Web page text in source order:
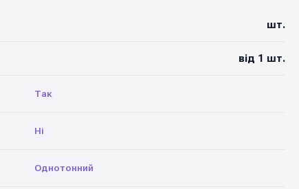
шт.
від 1 шт.
Так
Ні
Однотонний